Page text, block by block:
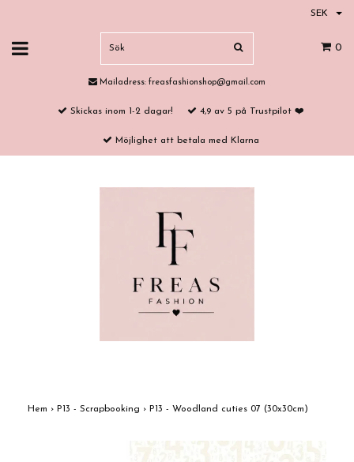
SEK
0
Mailadress: freasfashionshop@gmail.com
Skickas inom 1-2 dagar! 4,9 av 5 på Trustpilot ❤️
Möjlighet att betala med Klarna
Hem › P13 - Scrapbooking › P13 - Woodland cuties 07 (30x30cm)